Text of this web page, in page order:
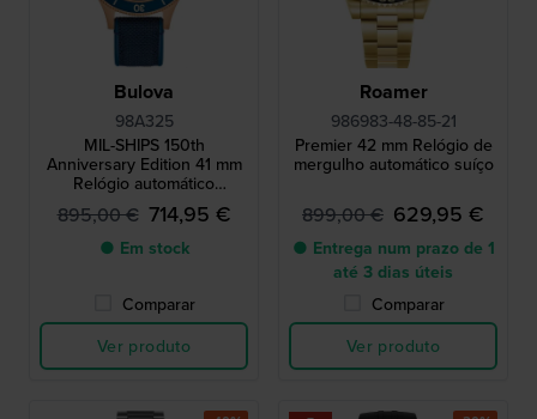
Bulova
98A325
MIL-SHIPS 150th
Anniversary Edition 41 mm
Relógio automático
inspirado no capacete de
mergulho com indicador de
humidade e caixa em
bronze
895,00 € 714,95 €
● Em stock
Comparar
Ver produto
Roamer
986983-48-85-21
Premier 42 mm Relógio de
mergulho automático suíço
899,00 € 629,95 €
● Entrega num prazo de 1
até 3 dias úteis
Comparar
Ver produto